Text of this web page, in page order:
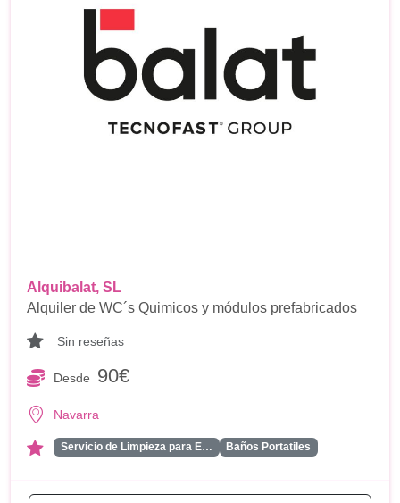
Alquibalat, SL
Alquiler de WC´s Quimicos y módulos prefabricados
Sin reseñas
Desde 90€
Navarra
Servicio de Limpieza para E… Baños Portatiles